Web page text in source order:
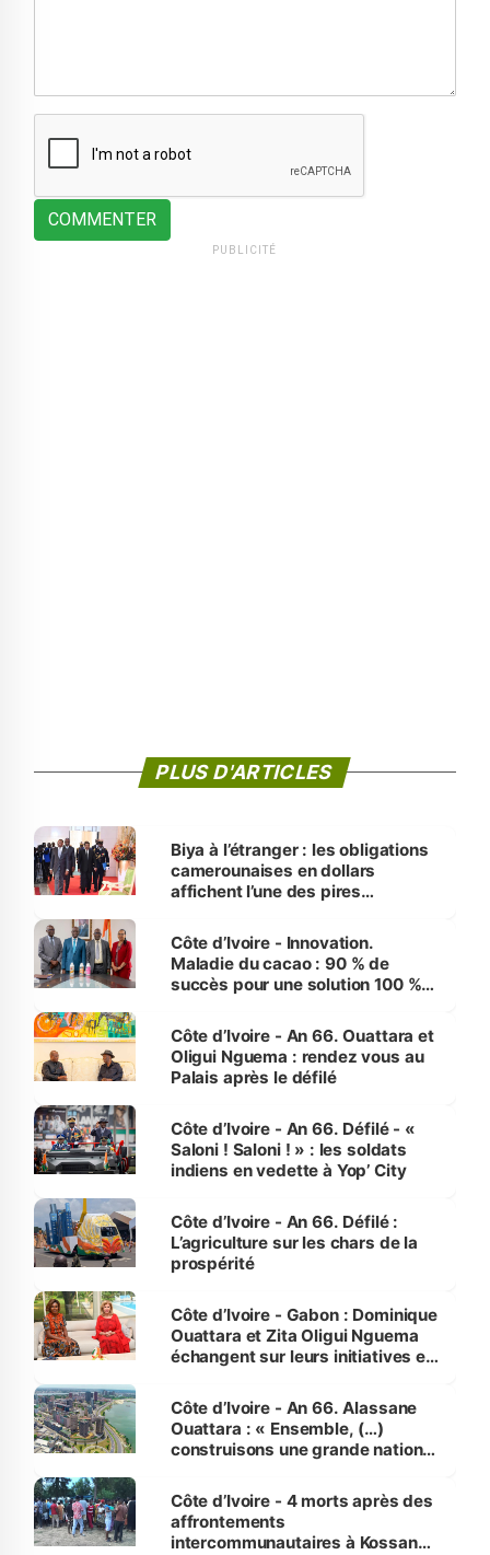
COMMENTER
PUBLICITÉ
PLUS D'ARTICLES
Biya à l’étranger : les obligations
camerounaises en dollars
affichent l’une des pires
Côte d’Ivoire - Innovation.
Maladie du cacao : 90 % de
succès pour une solution 100 %
Côte d’Ivoire - An 66. Ouattara et
Oligui Nguema : rendez vous au
Palais après le défilé
Côte d’Ivoire - An 66. Défilé - «
Saloni ! Saloni ! » : les soldats
indiens en vedette à Yop’ City
Côte d’Ivoire - An 66. Défilé :
L’agriculture sur les chars de la
prospérité
Côte d’Ivoire - Gabon : Dominique
Ouattara et Zita Oligui Nguema
échangent sur leurs initiatives en
enfants
Côte d’Ivoire - An 66. Alassane
Ouattara : « Ensemble, (…)
construisons une grande nation
générations futures »
Côte d’Ivoire - 4 morts après des
affrontements
intercommunautaires à Kossandji